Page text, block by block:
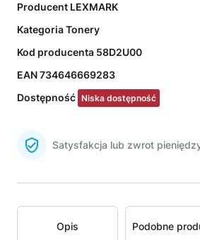
Producent LEXMARK
KategoriaTonery
Kod producenta 58D2U00
EAN734646669283
Dostępność Niska dostępność
Satysfakcja lub zwrot
Opis Podobne